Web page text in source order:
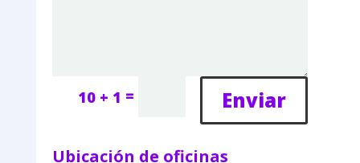
10 + 1 = Enviar
Ubicación de oficinas